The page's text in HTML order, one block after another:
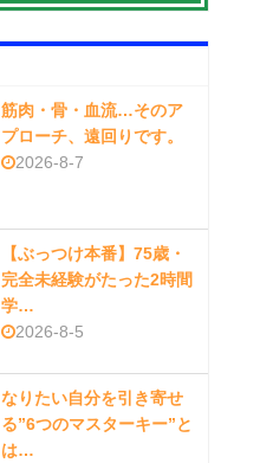
筋肉・骨・血流…そのア
プローチ、遠回りです。
2026-8-7
【ぶっつけ本番】75歳・
完全未経験がたった2時間
学…
2026-8-5
なりたい自分を引き寄せ
る”6つのマスターキー”と
は…